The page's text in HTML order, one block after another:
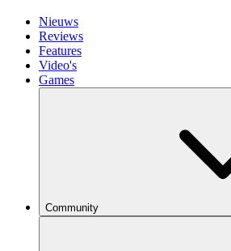
Nieuws
Reviews
Features
Video's
Games
Community